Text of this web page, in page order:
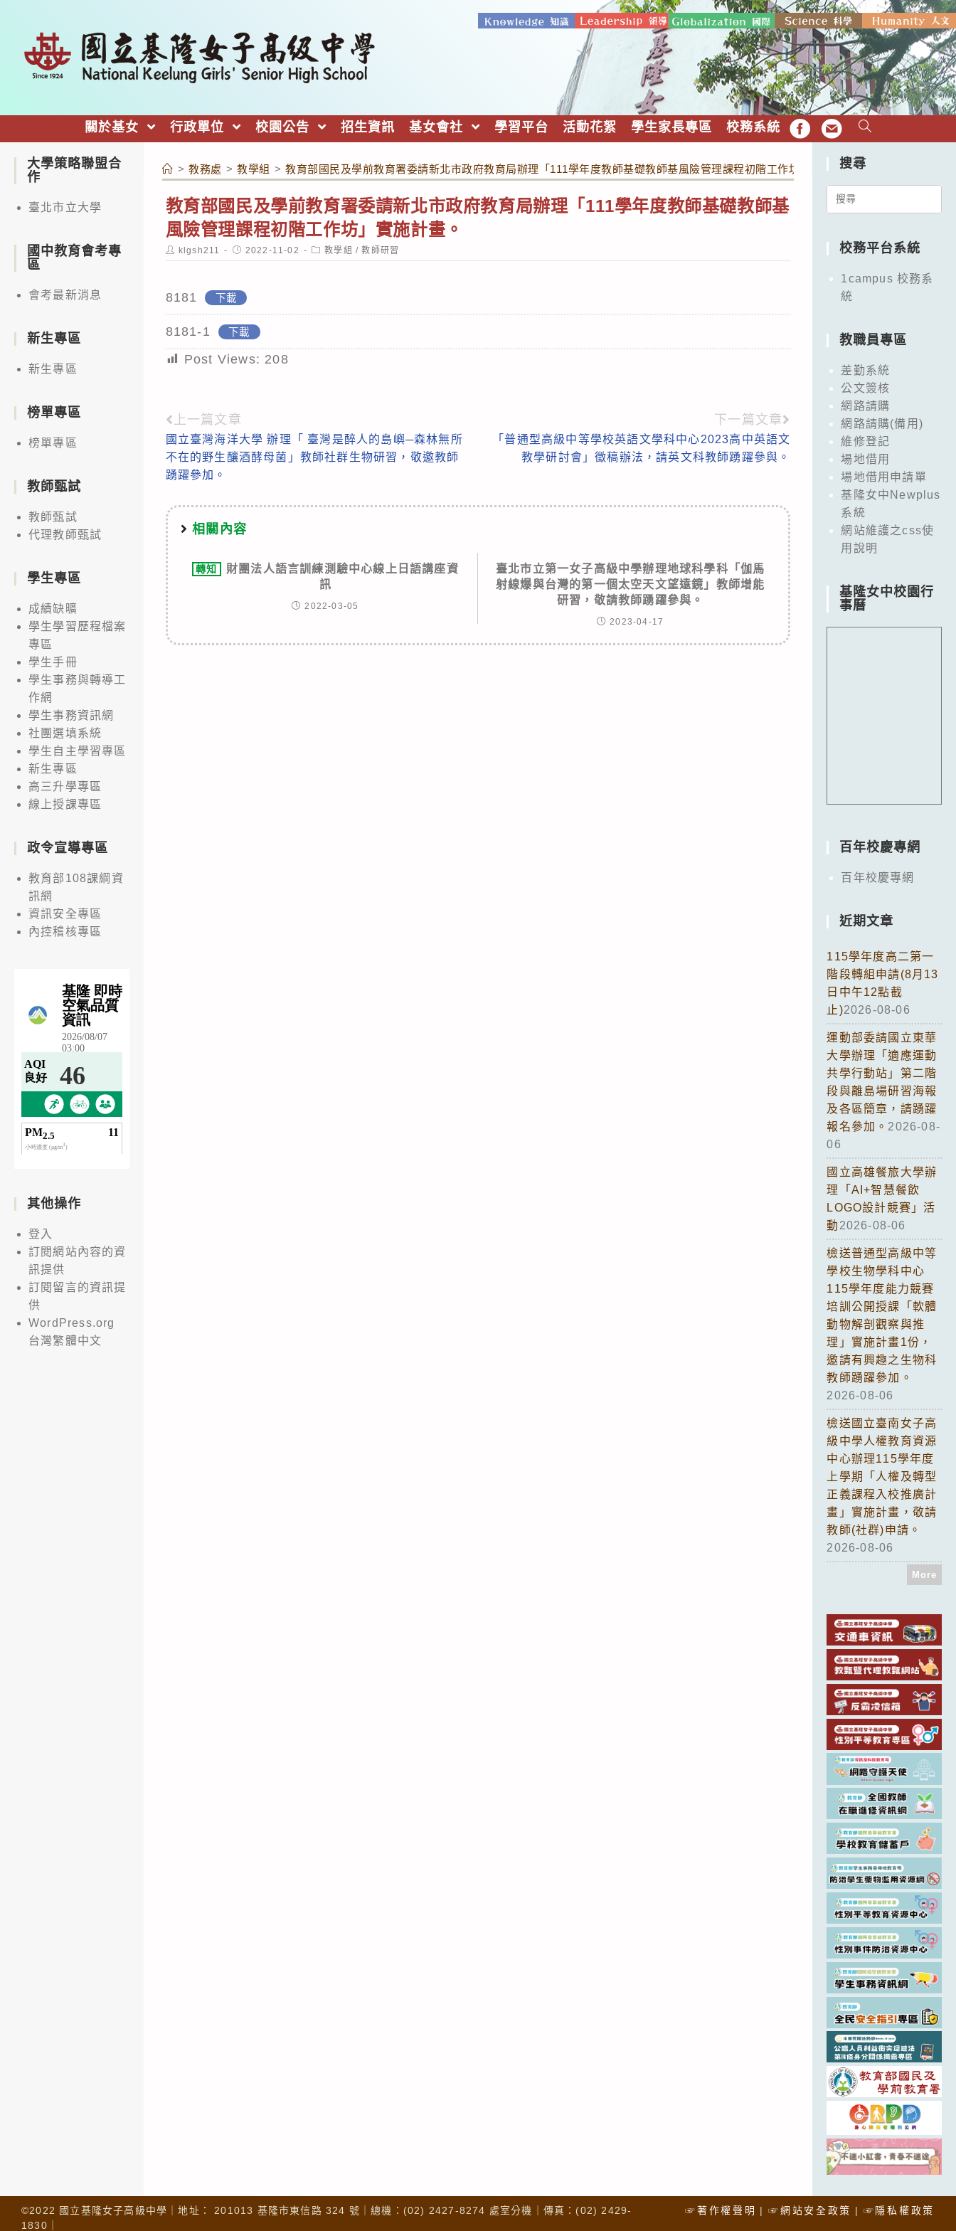
關於基女 行政單位 校園公告 招生資訊 基女會社 學習平台 活動花絮 學生家長專區 校務系統 FB EMAIL
> 教務處 > 教學組 > 教育部國民及學前教育署委請新北市政府教育局辦理「111學年度教師基礎教師基風險管理課程初階工作坊」實施計畫。
教育部國民及學前教育署委請新北市政府教育局辦理「111學年度教師基礎教師基
風險管理課程初階工作坊」實施計畫。
Post
author:
klgsh211
Post
published:
2022-11-02
Post
category:
教學組 / 教師研習
8181 下載
8181-1 下載
Post Views: 208
Read
more
articles
上一篇文章
國立臺灣海洋大學 辦理「 臺灣是醉人的島嶼─森林無所
不在的野生釀酒酵母菌」教師社群生物研習，敬邀教師
踴躍參加。
下一篇文章
「普通型高級中等學校英語文學科中心2023高中英語文
教學研討會」徵稿辦法，請英文科教師踴躍參與。
相關內容
轉知
財團法人語言訓練測驗中心線上日語講座資
訊
2022-03-05
臺北市立第一女子高級中學辦理地球科學科「伽馬
射線爆與台灣的第一個太空天文望遠鏡」教師增能
研習，敬請教師踴躍參與。
2023-04-17
大學策略聯盟合
作
臺北市立大學
國中教育會考專
區
會考最新消息
新生專區
新生專區
榜單專區
榜單專區
教師甄試
教師甄試
代理教師甄試
學生專區
成績缺曠
學生學習歷程檔案
專區
學生手冊
學生事務與轉導工
作網
學生事務資訊網
社團選填系統
學生自主學習專區
新生專區
高三升學專區
線上授課專區
政令宣導專區
教育部108課綱資
訊網
資訊安全專區
內控稽核專區
其他操作
登入
訂閱網站內容的資
訊提供
訂閱留言的資訊提
供
WordPress.org
台灣繁體中文
搜尋
Search
校務平台系統
1campus 校務系
統
教職員專區
差勤系統
公文簽核
網路請購
網路請購(備用)
維修登記
場地借用
場地借用申請單
基隆女中Newplus
系統
網站維護之css使
用說明
基隆女中校園行
事曆
百年校慶專網
百年校慶專網
近期文章
115學年度高二第一
階段轉組申請(8月13
日中午12點截
止)2026-08-06
運動部委請國立東華
大學辦理「適應運動
共學行動站」第二階
段與離島場研習海報
及各區簡章，請踴躍
報名參加。 2026-08-
06
國立高雄餐旅大學辦
理「AI+智慧餐飲
LOGO設計競賽」活
動 2026-08-06
檢送普通型高級中等
學校生物學科中心
115學年度能力競賽
培訓公開授課「軟體
動物解剖觀察與推
理」實施計畫1份，
邀請有興趣之生物科
教師踴躍參加。
2026-08-06
檢送國立臺南女子高
級中學人權教育資源
中心辦理115學年度
上學期「人權及轉型
正義課程入校推廣計
畫」實施計畫，敬請
教師(社群)申請。
2026-08-06
More
☞著作權聲明 ☞網站安全政策 ☞隱私權政策
©2022 國立基隆女子高級中學｜地址： 201013 基隆市東信路 324 號｜總機：(02) 2427-8274 處室分機｜傳真：(02) 2429-
1830｜